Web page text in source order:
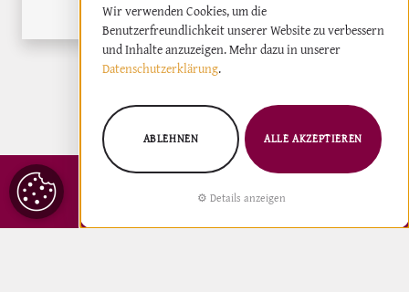
COOKIE
EINSTELLUNGENZUM NEWSLETTER ANMELDEN
Wir verwenden Cookies, um die
Benutzerfreundlichkeit unserer Website zu verbessern
und Inhalte anzuzeigen. Mehr dazu in unserer
Datenschutzerklärung.
Details anzeigen
ABLEHNEN ALLE AKZEPTIEREN